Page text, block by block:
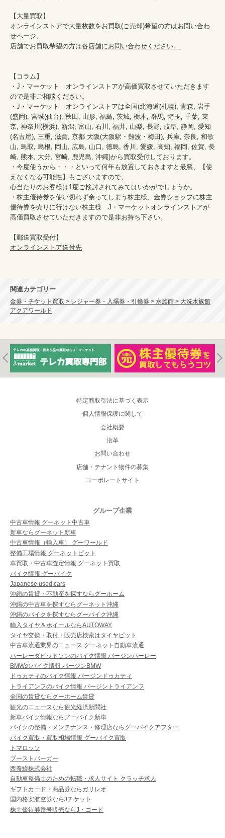
【大量買取】
オンラインストアで大量枚数をお買取(ご売却)希望の方はお問い合わ
せページ
店舗でお買取希望の方は各店舗にお問い合わせください。
【コラム】
・J・マーケット　オンラインストアが高価買取させていただきます
ので是非ご相談ください。
・J・マーケット　オンラインストアは全国(北海道(札幌), 青森, 岩手
(盛岡), 宮城(仙台), 秋田, 山形, 福島, 茨城, 栃木, 群馬, 埼玉, 千葉, 東
京, 神奈川(横浜), 新潟, 富山, 石川, 福井, 山梨, 長野, 岐阜, 静岡, 愛知
(名古屋), 三重, 滋賀, 京都 大阪(大阪駅・難波・梅田), 兵庫, 奈良, 和歌
山, 鳥取, 島根, 岡山, 広島, 山口, 徳島, 香川, 愛媛, 高知, 福岡, 佐賀, 長
崎, 熊本, 大分, 宮崎, 鹿児島, 沖縄)から買取受付しております。
・今度使うから・・・といって何年も放置しておきますと最悪、【使
えなくなる可能性】もございますので、
心当たりのお客様は1度ご検討されてみてはいかがでしょうか。
・株主優待券を使い切れず余ってしまう株主様、金券ショップに株主
優待券を売りに行けない株主様　J・マーケットオンラインストアが
高価買取させていただきますので是非お持ち下さい。
オンラインストア送付先
関連カテゴリー
金券・チケット買取 > レジャー券・入場券・引換券 > 水族館 > 大洗水族館
アクアワールド
特定商取引法に基づく表示
個人情報保護に関して
会社概要
沿革
お問い合わせ
店舗・テナント物件の募集
コーポレートサイト
グループ企業
中古車情報 グーネット中古車
新車ならグーネット新車
中古車情報（輸入車） グーワールド
整備工場情報 グーネットピット
車買取・中古車査定情報 グーネット買取
バイク情報 グーバイク
Japanese used cars
沖縄の賃貸・不動産を探すならグーホーム
沖縄の中古車を探すならグーネット沖縄
沖縄のバイクを探すならグーバイク沖縄
輸入タイヤ＆ホイールならAUTOWAY
タイヤ交換・取付・販売店検索はタイヤピット
中古車流通業界のニュース グーネット自動車流通
ハーレーダビッドソンのバイク情報 バージンハーレー
BMWのバイク情報 バージンBMW
ドゥカティのバイク情報 バージンドゥカティ
トライアンフのバイク情報 バージントライアンフ
全国の賃貸ならグーホーム賃貸
観光のニュースなら観光経済新聞社
新車バイク情報ならグーバイク新車
バイクの整備・メンテナンス・修理店ならグーバイクアフター
バイク買取・買取相場情報 グーバイク買取
トマロッソ
ブーストバーガー
西養鰻株式会社
自動車整備士のための転職・求人サイト クラッチ求人
ギフトカード・商品券ならガリレオ
国内格安航空券ならJチケット
株主優待券番号販売ならJ・コード